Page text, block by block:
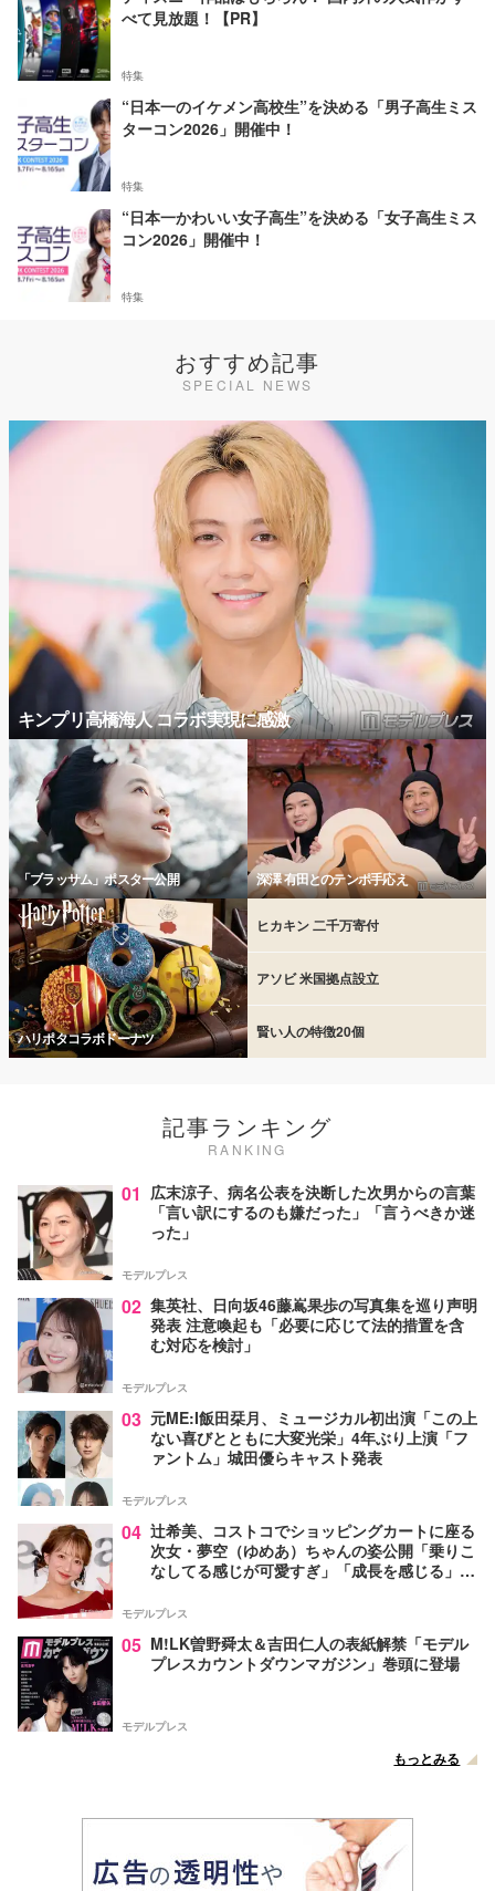
べて見放題！【PR】
特集
“日本一のイケメン高校生”を決める「男子高生ミス
ターコン2026」開催中！
特集
“日本一かわいい女子高生”を決める「女子高生ミス
コン2026」開催中！
特集
おすすめ記事
SPECIAL NEWS
キンプリ高橋海人 コラボ実現に感激
「ブラッサム」ポスター公開 深澤 有田とのテンポ手応え
ハリポタコラボドーナツ
ヒカキン 二千万寄付
アソビ 米国拠点設立
賢い人の特徴20個
記事ランキング
RANKING
01 広末涼子、病名公表を決断した次男からの言葉
「言い訳にするのも嫌だった」「言うべきか迷
った」
モデルプレス
02 集英社、日向坂46藤嶌果歩の写真集を巡り声明
発表 注意喚起も「必要に応じて法的措置を含
む対応を検討」
モデルプレス
03 元ME:I飯田栞月、ミュージカル初出演「この上
ない喜びとともに大変光栄」4年ぶり上演「フ
ァントム」城田優らキャスト発表
モデルプレス
04 辻希美、コストコでショッピングカートに座る
次女・夢空（ゆめあ）ちゃんの姿公開「乗りこ
なしてる感じが可愛すぎ」「成長を感じる」の
モデルプレス
05 M!LK曽野舜太＆吉田仁人の表紙解禁「モデル
プレスカウントダウンマガジン」巻頭に登場
モデルプレス
もっとみる